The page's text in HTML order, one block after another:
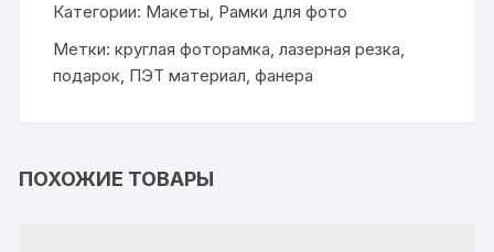
Категории: Макеты, Рамки для фото
Метки:круглая фоторамка,лазерная резка,
подарок, ПЭТ материал,фанера
ПОХОЖИЕ ТОВАРЫ